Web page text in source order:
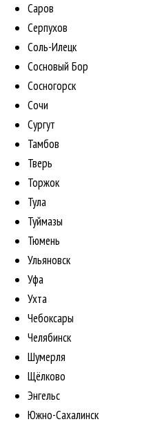
Саров
Серпухов
Соль-Илецк
Сосновый Бор
Сосногорск
Сочи
Сургут
Тамбов
Тверь
Торжок
Тула
Туймазы
Тюмень
Ульяновск
Уфа
Ухта
Чебоксары
Челябинск
Шумерля
Щёлково
Энгельс
Южно-Сахалинск